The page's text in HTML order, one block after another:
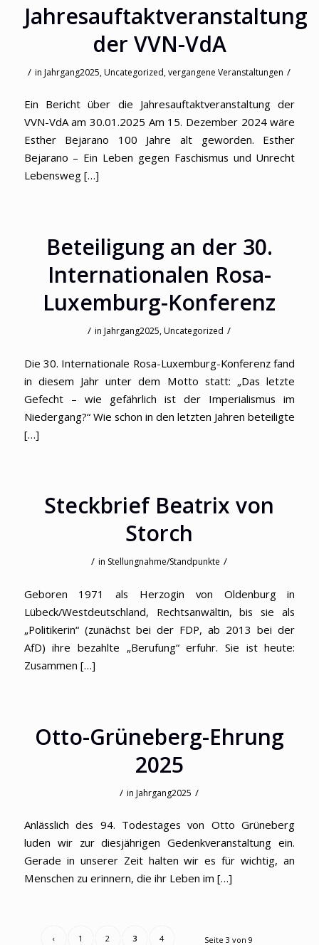
Jahresauftaktveranstaltung
der VVN-VdA
/ inJahrgang2025,Uncategorized,vergangene Veranstaltungen /
Ein Bericht über die Jahresauftaktveranstaltung der
VVN-VdA am 30.01.2025 Am 15. Dezember 2024 wäre
Esther Bejarano 100 Jahre alt geworden. Esther
Bejarano – Ein Leben gegen Faschismus und Unrecht
Lebensweg […]
Beteiligung an der 30.
Internationalen Rosa-
Luxemburg-Konferenz
/ inJahrgang2025,Uncategorized /
Die 30. Internationale Rosa-Luxemburg-Konferenz fand
in diesem Jahr unter dem Motto statt: „Das letzte
Gefecht – wie gefährlich ist der Imperialismus im
Niedergang?“ Wie schon in den letzten Jahren beteiligte
[…]
Steckbrief Beatrix von
Storch
/ in Stellungnahme/Standpunkte /
Geboren 1971 als Herzogin von Oldenburg in
Lübeck/Westdeutschland, Rechtsanwältin, bis sie als
„Politikerin“ (zunächst bei der FDP, ab 2013 bei der
AfD) ihre bezahlte „Berufung“ erfuhr. Sie ist heute:
Zusammen […]
Otto-Grüneberg-Ehrung
2025
/ inJahrgang2025 /
Anlässlich des 94. Todestages von Otto Grüneberg
luden wir zur diesjährigen Gedenkveranstaltung ein.
Gerade in unserer Zeit halten wir es für wichtig, an
Menschen zu erinnern, die ihr Leben im […]
Seite 3 von 9
‹ 1 2 3 4